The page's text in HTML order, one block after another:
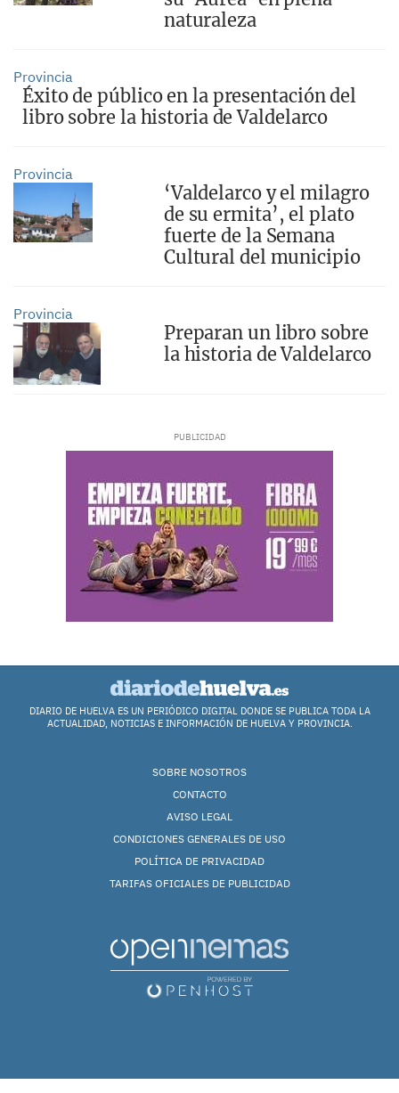
naturaleza
Provincia
Éxito de público en la presentación del
libro sobre la historia de Valdelarco
Provincia
‘Valdelarco y el milagro
de su ermita’, el plato
fuerte de la Semana
Cultural del municipio
Provincia
Preparan un libro sobre
la historia de Valdelarco
DIARIO DE HUELVA ES UN PERIÓDICO DIGITAL DONDE SE PUBLICA TODA LA
ACTUALIDAD, NOTICIAS E INFORMACIÓN DE HUELVA Y PROVINCIA.
SOBRE NOSOTROS
CONTACTO
AVISO LEGAL
CONDICIONES GENERALES DE USO
POLÍTICA DE PRIVACIDAD
TARIFAS OFICIALES DE PUBLICIDAD